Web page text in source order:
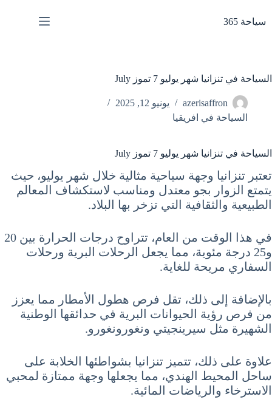
المحتوى
سياحة 365
السياحة في تنزانيا شهر يوليو 7 تموز July
azerisaffron
يونيو 12, 2025
السياحة في افريقيا
السياحة في تنزانيا شهر يوليو 7 تموز July
تعتبر تنزانيا وجهة سياحية مثالية خلال شهر يوليو، حيث
يتمتع الزوار بجو معتدل ومناسب لاستكشاف المعالم
الطبيعية والثقافية التي تزخر بها البلاد.
في هذا الوقت من العام، تتراوح درجات الحرارة بين 20
و25 درجة مئوية، مما يجعل الرحلات البرية ورحلات
السفاري مريحة للغاية.
بالإضافة إلى ذلك، تقل فرص هطول الأمطار مما يعزز
من فرص رؤية الحيوانات البرية في حدائقها الوطنية
الشهيرة مثل سيرينجيتي ونغورونغورو.
علاوة على ذلك، تتميز تنزانيا بشواطئها الخلابة على
ساحل المحيط الهندي، مما يجعلها وجهة ممتازة لمحبي
الاسترخاء والرياضات المائية.